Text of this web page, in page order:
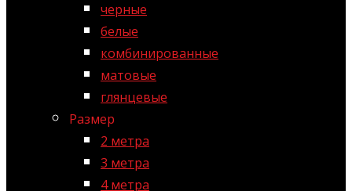
черные
белые
комбинированные
матовые
глянцевые
Размер
2 метра
3 метра
4 метра